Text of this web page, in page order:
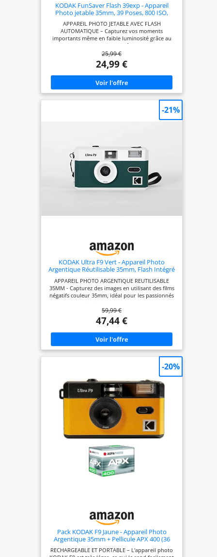
KODAK FunSaver Flash 39exp - Appareil
Photo jetable 35mm, 39 Poses, 800 ISO,
Contrôle d'Exposition Automatique -
Summer Edition
APPAREIL PHOTO JETABLE AVEC FLASH
AUTOMATIQUE – Capturez vos moments
importants même en faible luminosité grâce au
flash auto ON/OFF toujours prêt. 39 POSES POUR
IMMORTALISER CHAQUE INSTANT – Profitez d'une
grande capacité pour raconter votre histoire lors
de voyages, fêtes et événements. FILM COULEUR
35MM ISO 800 – Il garantit des photos nettes et
lumineuses, même en conditions de faible
luminosité UTILISATION SIMPLE ET INTUITIVE –
Aucun réglage nécessaire, flash à recharge
FORMAT COMPACT ET NOMADE – Léger, facile à
transporter, avec protection de batterie intégrée
25,99 €
24,99 €
KODAK Ultra F9 Vert - Appareil Photo
Argentique Réutilisable 35mm, Flash Intégré
APPAREIL PHOTO ARGENTIQUE REUTILISABLE
35MM - Capturez des images en utilisant des films
négatifs couleur 35mm, idéal pour les passionnés
- Profitez de photos nettes avec une mise au point
fixe pour des résultats constants à chaque prise.
FLASH INTÉGRÉ - Pratique pour les prises de vue
en intérieur ou dans des conditions de faible
luminosité, garantissant une bonne exposition.
CHARGEMENT FACILE DU FILM - Un chargement
simple et rapide pour plus de commodité, même
Gérer votre film manuellement pour une
utilisation optimale de chaque rouleau et une
expérience de photographie authentique.
59,99 €
47,44 €
-21%
Pack KODAK F9 Jaune - Appareil Photo
Argentique 35mm + Pellicule APX 400 (36
Poses)
RECHARGEABLE ET PORTABLE – L'appareil photo
-20%